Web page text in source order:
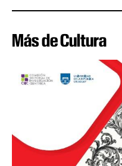
Más de Cultura